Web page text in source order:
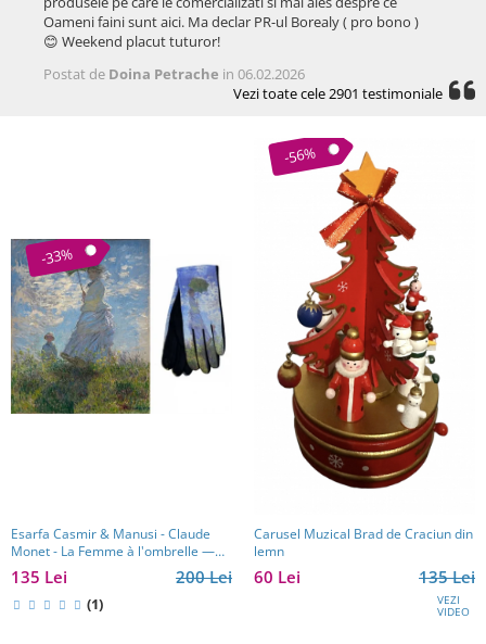
Oameni faini sunt aici. Ma declar PR-ul Borealy ( pro bono )
😊 Weekend placut tuturor!
Postat de Doina Petrache in 06.02.2026
Vezi toate cele 2901 testimoniale
-33%
Esarfa Casmir & Manusi - Claude
Monet - La Femme à l'ombrelle —
Madame Monet et son fils
200 Lei
135 Lei
(1)
-56%
Carusel Muzical Brad de Craciun din
lemn
135 Lei
60 Lei
VEZI
VIDEO